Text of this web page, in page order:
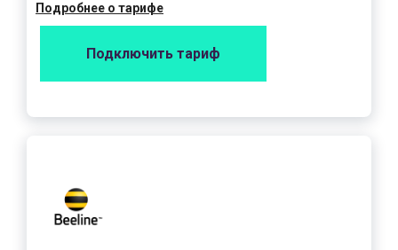
Подробнее о тарифе
Подключить тариф